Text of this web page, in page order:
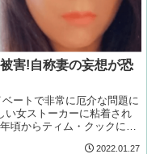
害!自称妻の妄想が恐
ートで非常に厄介な問題に
い女ストーカーに粘着され
頃からティム・クックに粘
2022.01.27